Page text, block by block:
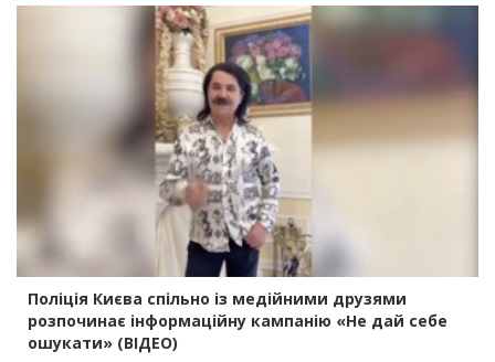
Поліція Києва спільно із медійними друзями
розпочинає інформаційну кампанію «Не дай себе
ошукати» (ВІДЕО)